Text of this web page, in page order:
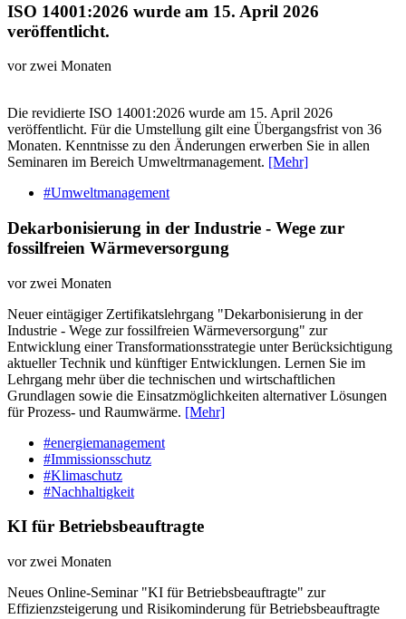
ISO 14001:2026 wurde am 15. April 2026
veröffentlicht.
vor zwei Monaten
Die revidierte ISO 14001:2026 wurde am 15. April 2026
veröffentlicht. Für die Umstellung gilt eine Übergangsfrist von 36
Monaten. Kenntnisse zu den Änderungen erwerben Sie in allen
Seminaren im Bereich Umweltrmanagement. [Mehr]
#Umweltmanagement
Dekarbonisierung in der Industrie - Wege zur
fossilfreien Wärmeversorgung
vor zwei Monaten
Neuer eintägiger Zertifikatslehrgang "Dekarbonisierung in der
Industrie - Wege zur fossilfreien Wärmeversorgung" zur
Entwicklung einer Transformationsstrategie unter Berücksichtigung
aktueller Technik und künftiger Entwicklungen. Lernen Sie im
Lehrgang mehr über die technischen und wirtschaftlichen
Grundlagen sowie die Einsatzmöglichkeiten alternativer Lösungen
für Prozess- und Raumwärme. [Mehr]
#energiemanagement
#Immissionsschutz
#Klimaschutz
#Nachhaltigkeit
KI für Betriebsbeauftragte
vor zwei Monaten
Neues Online-Seminar "KI für Betriebsbeauftragte" zur
Effizienzsteigerung und Risikominderung für Betriebsbeauftragte